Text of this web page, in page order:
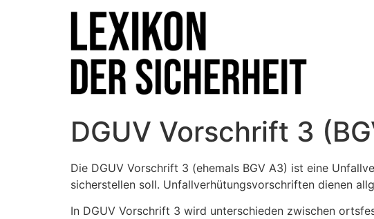
DGUV Vorschrift 3
Die DGUV Vorschrift 3 (ehemals BGV A3) ist eine
sicherstellen soll. Unfallverhütungsvorschriften dienen
In DGUV Vorschrift 3 wird unterschieden zwischen